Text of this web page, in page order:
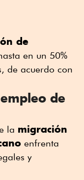
de
en un 50%
de acuerdo con
de
la migración
enfrenta
y